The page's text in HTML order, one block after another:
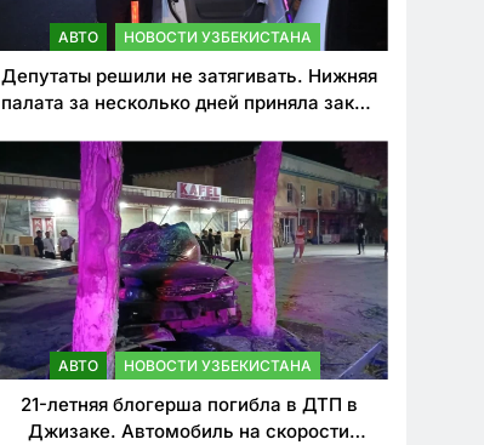
АВТО НОВОСТИ УЗБЕКИСТАНА
Депутаты решили не затягивать. Нижняя
палата за несколько дней приняла закон
нарушителей ПДД
АВТО НОВОСТИ УЗБЕКИСТАНА
21-летняя блогерша погибла в ДТП в
Джизаке. Автомобиль на скорости